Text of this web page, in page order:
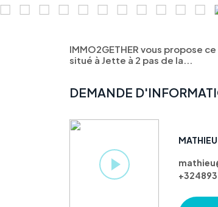
IMMO2GETHER vous propose
situé à Jette à 2 pas de la...
DEMANDE